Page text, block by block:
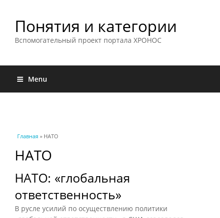
Понятия и категории
Вспомогательный проект портала ХРОНОС
Menu
Вы здесь
Главная » НАТО
НАТО
НАТО: «глобальная
ответственность»
В русле усилий по осуществлению политики